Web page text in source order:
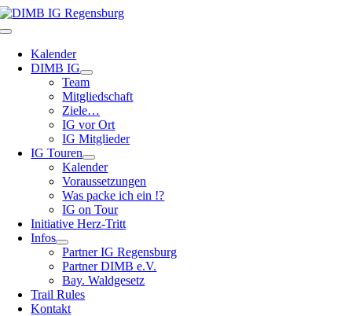
Zum
Inhalt
Toggle
NavigationKalender
DIMB IG
Team
Mitgliedschaft
Ziele…
IG vor Ort
IG Mitglieder
IG Touren
Kalender
Voraussetzungen
Was packe ich ein !?
IG on Tour
Initiative Herz-Tritt
Infos
Partner IG Regensburg
Partner DIMB e.V.
Bay. Waldgesetz
Trail Rules
Kontakt